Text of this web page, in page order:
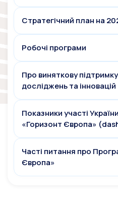
Стратегічний план на
Робочі програми
Про виняткову
досліджень та інновацій
Показники участі
«Горизонт Європа»
Часті питання про
Європа»